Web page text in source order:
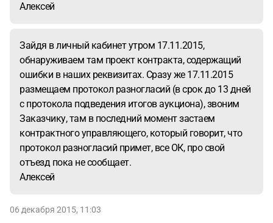
Алексей
Зайдя в личный кабинет утром 17.11.2015,
обнаруживаем там проект контракта, содержащий
ошибки в наших реквизитах. Сразу же 17.11.2015
размещаем протокол разногласий (в срок до 13 дней
с протокола подведения итогов аукциона), звоним
Заказчику, там в последний момент застаем
контрактного управляющего, который говорит, что
протокол разногласий примет, все ОК, про свой
отъезд пока не сообщает.
Алексей
06 декабря 2015, 11:03